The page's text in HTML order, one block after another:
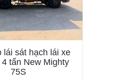
lái sát hạch lái xe
tấn New Mighty
75S